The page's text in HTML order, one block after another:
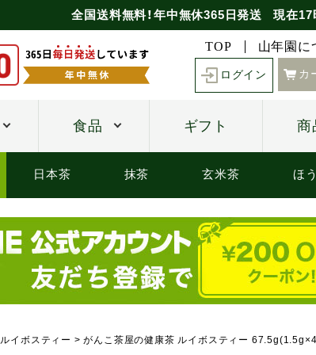
全国送料無料！年中無休365日発送 現在17
TOP 山年園に
ログイン カ
食品 ギフト 商
日本茶 抹茶 玄米茶 ほ
ルイボスティー がんこ茶屋の健康茶 ルイボスティー